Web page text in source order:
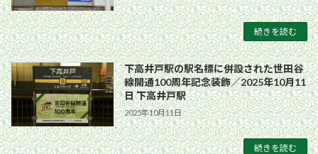
続きを読む
下高井戸駅の駅名標に併設された世田谷
線開通100周年記念装飾／2025年10月11
日 下高井戸駅
2025年10月11日
続きを読む